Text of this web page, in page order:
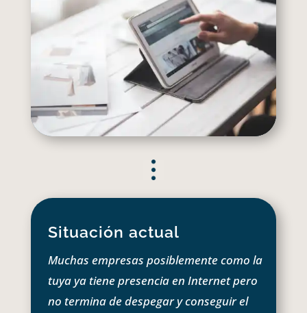
Situación actual
Muchas empresas posiblemente como la
tuya ya tiene presencia en Internet pero
no termina de despegar y conseguir el